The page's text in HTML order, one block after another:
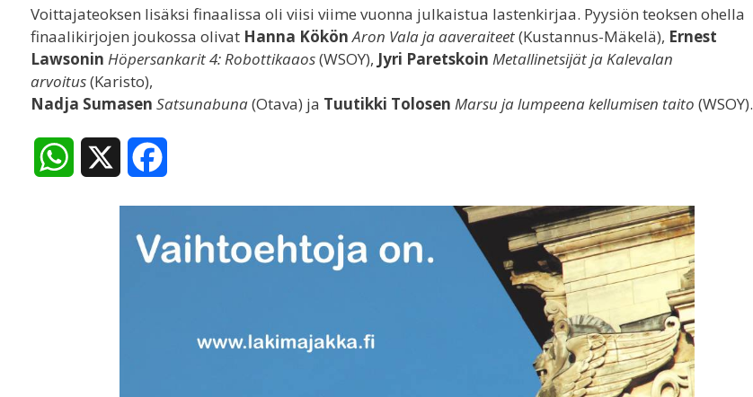
Voittajateoksen lisäksi finaalissa oli viisi viime vuonna julkaistua lastenkirjaa. Pyysiön teoksen ohella
finaalikirjojen joukossa olivat Hanna Kökön Aron Vala ja aaveraiteet(Kustannus-Mäkelä), Ernest
Lawsonin Höpersankarit 4: Robottikaaos(WSOY), Jyri Paretskoin Metallinetsijät ja Kalevalan
arvoitus(Karisto),
Nadja Sumasen Satsunabuna(Otava) ja Tuutikki Tolosen Marsu ja lumpeena kellumisen taito (WSOY).
c